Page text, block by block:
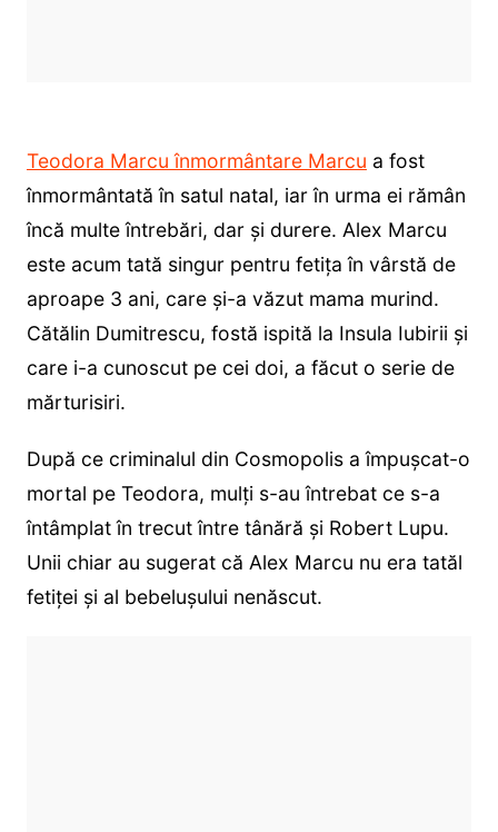
Teodora Marcu înmormântare Marcu a fost
înmormântată în satul natal, iar în urma ei rămân
încă multe întrebări, dar și durere. Alex Marcu
este acum tată singur pentru fetița în vârstă de
aproape 3 ani, care și-a văzut mama murind.
Cătălin Dumitrescu, fostă ispită la Insula Iubirii și
care i-a cunoscut pe cei doi, a făcut o serie de
mărturisiri.
După ce criminalul din Cosmopolis a împușcat-o
mortal pe Teodora, mulți s-au întrebat ce s-a
întâmplat în trecut între tânără și Robert Lupu.
Unii chiar au sugerat că Alex Marcu nu era tatăl
fetiței și al bebelușului nenăscut.